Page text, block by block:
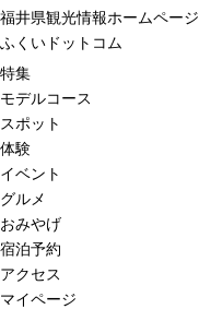
福井県観光情報ホームページ
ふくいドットコム
特集
モデルコース
スポット
体験
イベント
グルメ
おみやげ
宿泊予約
アクセス
マイページ